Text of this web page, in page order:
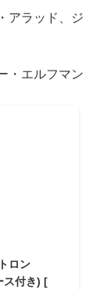
アラッド、ジ
・エルフマン
ロン
ス付き) [